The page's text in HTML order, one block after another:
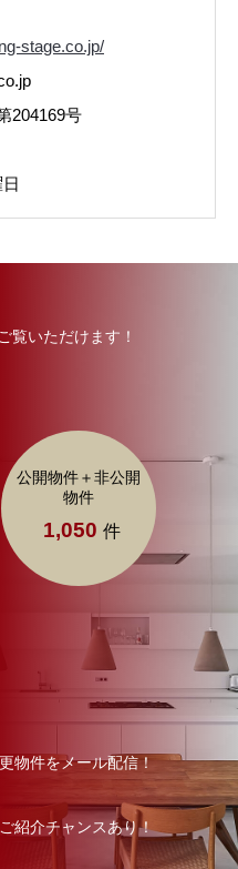
stage.co.jp/
204169号
覧いただけます！
公開物件＋非公開
物件
1,050 件
物件をメール配信！
紹介チャンスあり！